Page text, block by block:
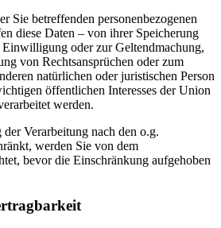
Sie betreffenden personenbezogenen
diese Daten – von ihrer Speicherung
oder zur Geltendmachung,
von Rechtsansprüchen oder zum
natürlichen oder juristischen Person
öffentlichen Interesses der Union
werden.
Verarbeitung nach den o.g.
werden Sie von dem
bevor die Einschränkung aufgehoben